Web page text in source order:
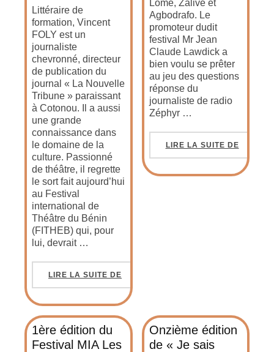
Littéraire de
formation, Vincent
FOLY est un
journaliste
chevronné, directeur
de publication du
journal « La Nouvelle
Tribune » paraissant
à Cotonou. Il a aussi
une grande
connaissance dans
le domaine de la
culture. Passionné
de théâtre, il regrette
le sort fait aujourd’hui
au Festival
international de
Théâtre du Bénin
(FITHEB) qui, pour
lui, devrait …
LIRE LA SUITE DE
Lomé, Zalivé et
Agbodrafo. Le
promoteur dudit
festival Mr Jean
Claude Lawdick a
bien voulu se prêter
au jeu des questions
réponse du
journaliste de radio
Zéphyr …
LIRE LA SUITE DE
1ère édition du
Festival MIA Les
Onzième édition
de « Je sais